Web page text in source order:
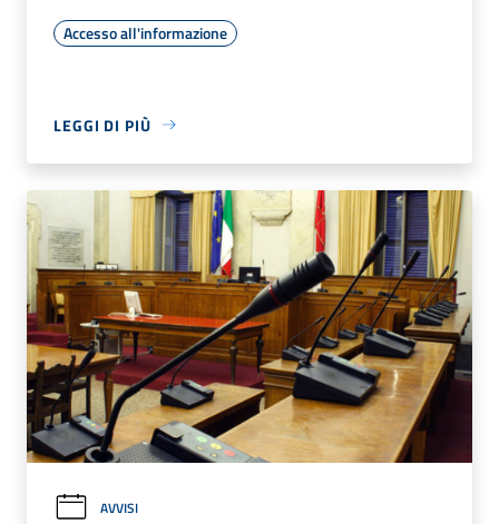
Accesso all'informazione
LEGGI DI PIÙ
AVVISI